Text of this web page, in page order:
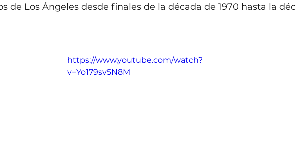
de Los Ángeles desde finales de la década de 1970 hasta la
https://www.youtube.com/watch?
v=Yo179sv5N8M